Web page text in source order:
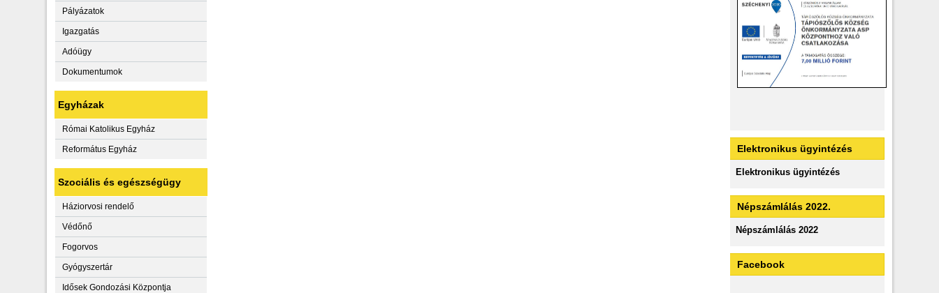
Pályázatok
Igazgatás
Adóügy
Dokumentumok
Egyházak
Római Katolikus Egyház
Református Egyház
Szociális és egészségügy
Háziorvosi rendelő
Védőnő
Fogorvos
Gyógyszertár
Idősek Gondozási Központja
Elektronikus ügyintézés
Elektronikus ügyintézés
Népszámlálás 2022.
Népszámlálás 2022
Facebook